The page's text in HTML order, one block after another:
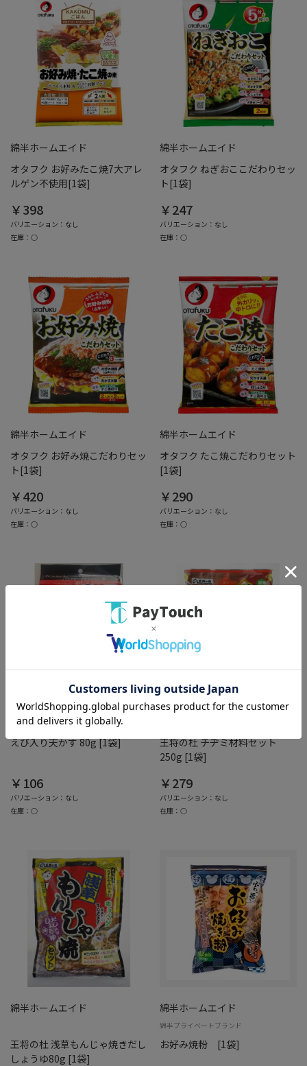
綿半ホームエイド
オタフク お好みたこ焼7大アレ
ルゲン不使用[1袋]
￥398
バリエーション：なし
在庫：○
綿半ホームエイド
オタフク ねぎおここだわりセッ
ト[1袋]
￥247
バリエーション：なし
在庫：○
綿半ホームエイド
オタフク お好み焼こだわりセッ
ト[1袋]
￥420
バリエーション：なし
在庫：○
綿半ホームエイド
オタフク たこ焼こだわりセット
[1袋]
￥290
バリエーション：なし
在庫：○
綿半ホームエイド
えび入り天かす 80g [1袋]
￥106
バリエーション：なし
在庫：○
王将の杜 チヂミ材料セット
250g [1袋]
￥279
バリエーション：なし
在庫：○
綿半ホームエイド
王将の杜 浅草もんじゃ焼きだし
しょうゆ80g [1袋]
綿半ホームエイド
綿半プライベートブランド
お好み焼粉 [1袋]